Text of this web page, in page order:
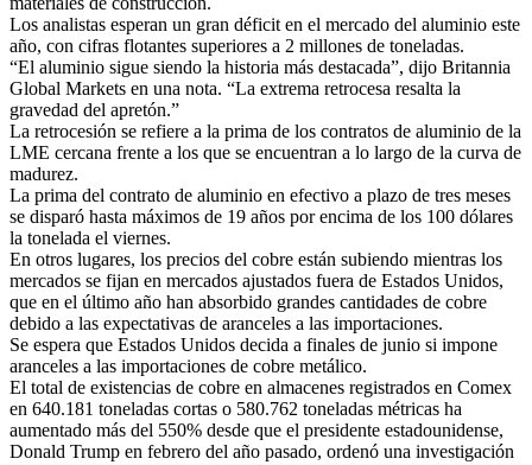
Los analistas esperan un gran déficit en el mercado del aluminio este
año, con cifras flotantes superiores a 2 millones de toneladas.
“El aluminio sigue siendo la historia más destacada”, dijo Britannia
Global Markets en una nota. “La extrema retrocesa resalta la
gravedad del apretón.”
La retrocesión se refiere a la prima de los contratos de aluminio de la
LME cercana frente a los que se encuentran a lo largo de la curva de
madurez.
La prima del contrato de aluminio en efectivo a plazo de tres meses
se disparó hasta máximos de 19 años por encima de los 100 dólares
la tonelada el viernes.
En otros lugares, los precios del cobre están subiendo mientras los
mercados se fijan en mercados ajustados fuera de Estados Unidos,
que en el último año han absorbido grandes cantidades de cobre
debido a las expectativas de aranceles a las importaciones.
Se espera que Estados Unidos decida a finales de junio si impone
aranceles a las importaciones de cobre metálico.
El total de existencias de cobre en almacenes registrados en Comex
en 640.181 toneladas cortas o 580.762 toneladas métricas ha
aumentado más del 550% desde que el presidente estadounidense,
Donald Trump en febrero del año pasado, ordenó una investigación